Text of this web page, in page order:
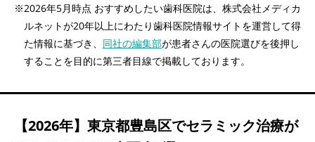
湘南歯科クリニック 池袋院(湘南美容歯科グ
ループ)（池袋駅 徒歩3分）
デンタルクリニック南池袋（池袋駅 徒歩す
リニック池袋院（池袋駅 徒歩3分）
※2026年5月時点 おすすめしたい歯科医院は、株式会社メディカ
ルネットが20年以上にわたり歯科医院情報サイトを運営して得
た情報に基づき、 同社の編集部が患者さんの医院選びを後押し
することを目的に第三者目線で掲載しております。
【2026年】 東京都豊島区でセラミック治療が